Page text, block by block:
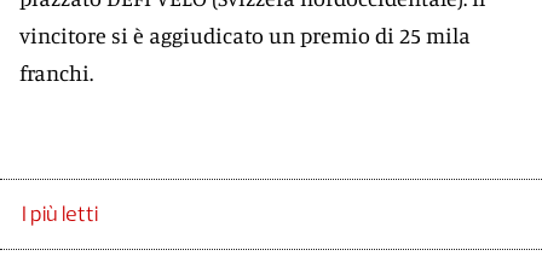
vincitore si è aggiudicato un premio di 25 mila
franchi.
I più letti